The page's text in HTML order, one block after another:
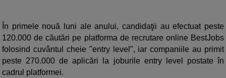
În primele nouă luni ale anului, candidaţii au efectuat peste
120.000 de căutări pe platforma de recrutare online BestJobs
folosind cuvântul cheie "entry level", iar companiile au primit
peste 270.000 de aplicări la joburile entry level postate în
cadrul platformei.